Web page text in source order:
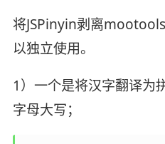
将JSPinyin剥离
以独立使用。
1）一个是将汉字翻译为
字母大写；